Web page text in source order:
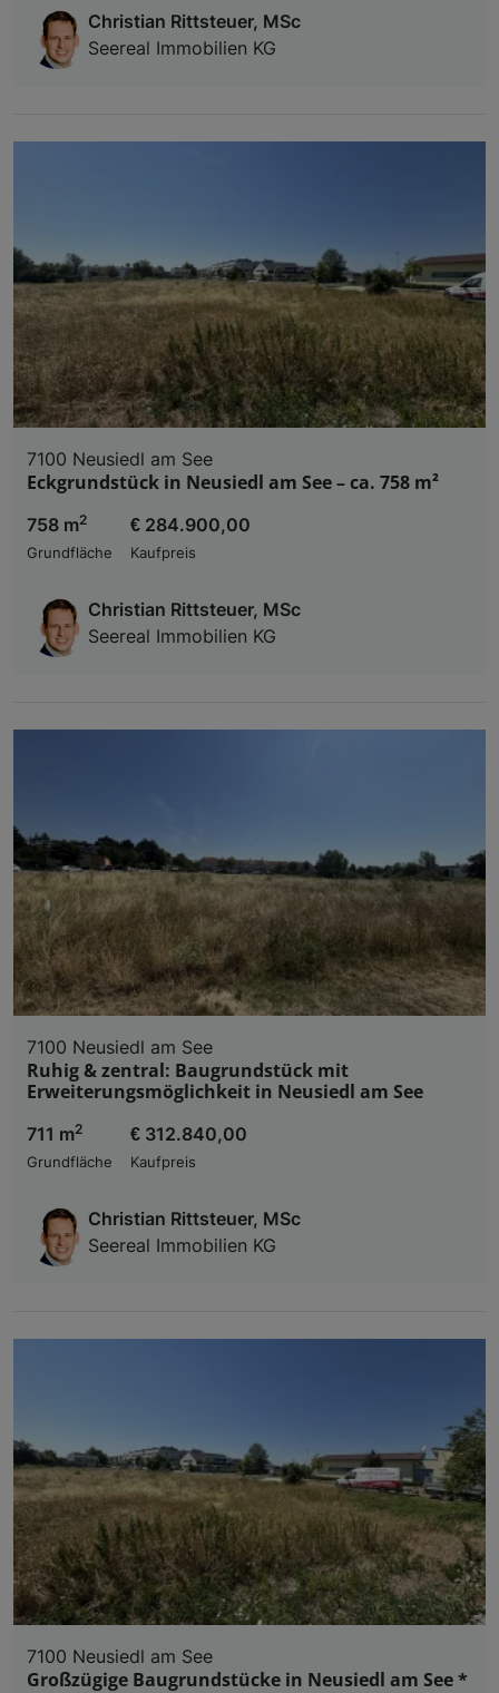
Christian Rittsteuer, MSc
Seereal Immobilien KG
7100 Neusiedl am See
Eckgrundstück in Neusiedl am See – ca. 758 m²
758 m2
Grundfläche
€ 284.900,00
Kaufpreis
Christian Rittsteuer, MSc
Seereal Immobilien KG
7100 Neusiedl am See
Ruhig & zentral: Baugrundstück mit
Erweiterungsmöglichkeit in Neusiedl am See
711 m2
Grundfläche
€ 312.840,00
Kaufpreis
Christian Rittsteuer, MSc
Seereal Immobilien KG
7100 Neusiedl am See
Großzügige Baugrundstücke in Neusiedl am See *